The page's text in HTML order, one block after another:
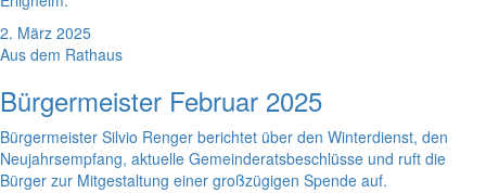
2. März 2025
Aus dem Rathaus
Bürgermeister Februar 2025
Bürgermeister Silvio Renger berichtet über den Winterdienst, den
Neujahrsempfang, aktuelle Gemeinderatsbeschlüsse und ruft die
Bürger zur Mitgestaltung einer großzügigen Spende auf.